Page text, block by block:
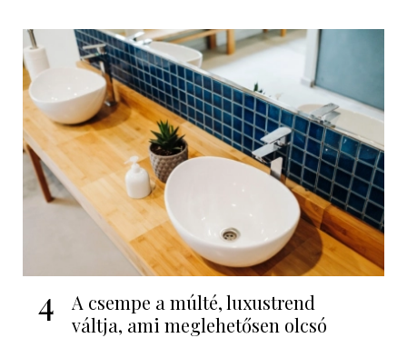
4
A csempe a múlté, luxustrend
váltja, ami meglehetősen olcsó